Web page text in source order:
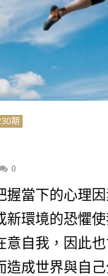
期
0
握當下的心理
新環境的恐懼
意自我，因此
造成世界與自